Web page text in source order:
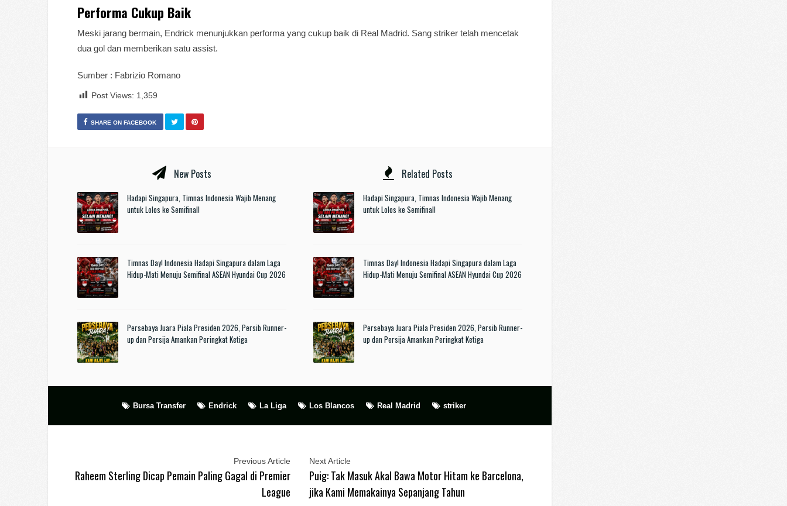
Performa Cukup Baik
Meski jarang bermain, Endrick menunjukkan performa yang cukup baik di Real Madrid. Sang striker telah mencetak
dua gol dan memberikan satu assist.
Sumber : Fabrizio Romano
Post Views: 1,359
SHARE ON FACEBOOK
New Posts
Hadapi Singapura, Timnas Indonesia Wajib Menang
untuk Lolos ke Semifinal!
Timnas Day! Indonesia Hadapi Singapura dalam Laga
Hidup-Mati Menuju Semifinal ASEAN Hyundai Cup 2026
Persebaya Juara Piala Presiden 2026, Persib Runner-
up dan Persija Amankan Peringkat Ketiga
Related Posts
Hadapi Singapura, Timnas Indonesia Wajib Menang
untuk Lolos ke Semifinal!
Timnas Day! Indonesia Hadapi Singapura dalam Laga
Hidup-Mati Menuju Semifinal ASEAN Hyundai Cup 2026
Persebaya Juara Piala Presiden 2026, Persib Runner-
up dan Persija Amankan Peringkat Ketiga
Bursa Transfer Endrick La Liga Los Blancos Real Madrid striker
Previous Article
Raheem Sterling Dicap Pemain Paling Gagal di Premier
League
Next Article
Puig: Tak Masuk Akal Bawa Motor Hitam ke Barcelona,
jika Kami Memakainya Sepanjang Tahun